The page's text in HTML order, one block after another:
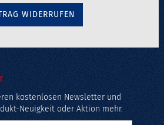
WIDERRUFEN
kostenlosen Newsletter und
Neuigkeit oder Aktion mehr.